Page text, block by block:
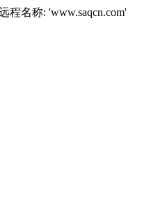
程名称: 'www.saqcn.com'